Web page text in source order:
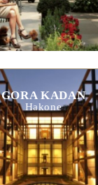
GORA KADAN
Hakone